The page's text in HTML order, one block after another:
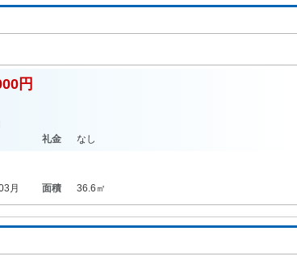
円
礼金 なし
月 面積 36.6㎡